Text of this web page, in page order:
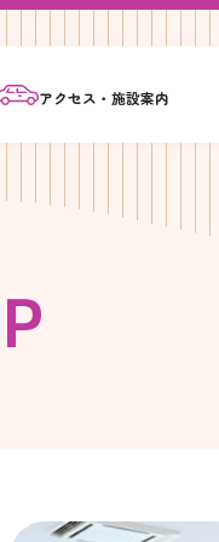
アクセス・施設案内
P